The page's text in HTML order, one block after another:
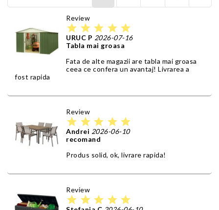
Review
star star star star star
URUC P 2026-07-16
Tabla mai groasa
Fata de alte magazii are tabla mai groasa
ceea ce confera un avantaj! Livrarea a
fost rapida
Review
star star star star star
Andrei 2026-06-10
recomand
Produs solid, ok, livrare rapida!
Review
star star star star star